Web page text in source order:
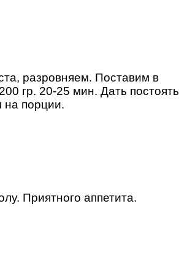
разровняем. Поставим в
гр. 20-25 мин. Дать постоять
на порции.
Приятного аппетита.